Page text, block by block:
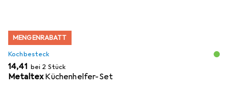
MENGENRABATT
Kochbesteck
EUR
14,41 bei 2 Stück
MetaltexKüchenhelfer-Set